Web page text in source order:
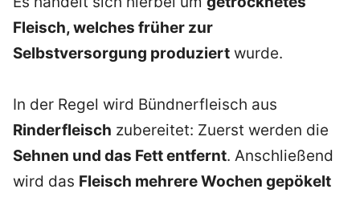
Fleisch, welches früher zur
Selbstversorgung produziert wurde.
In der Regel wird Bündnerfleisch aus
Rinderfleisch zubereitet: Zuerst werden die
Sehnen und das Fett entfernt. Anschließend
wird das Fleisch mehrere Wochen gepökelt